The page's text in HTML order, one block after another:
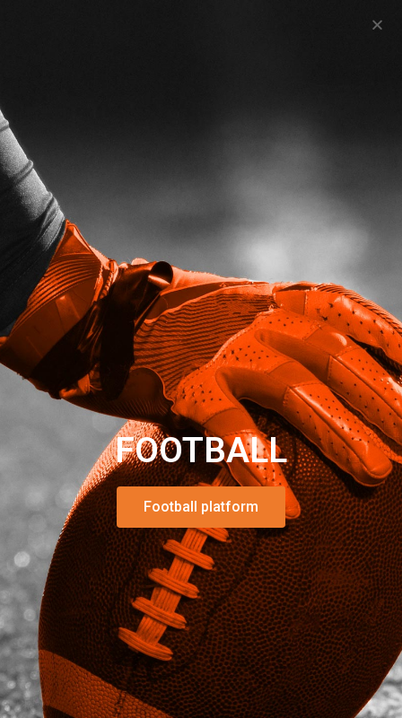
psg-lyss-f
Nachricht
Beiträge 0
Antworten
No topics
FOOTBALL
Football platform